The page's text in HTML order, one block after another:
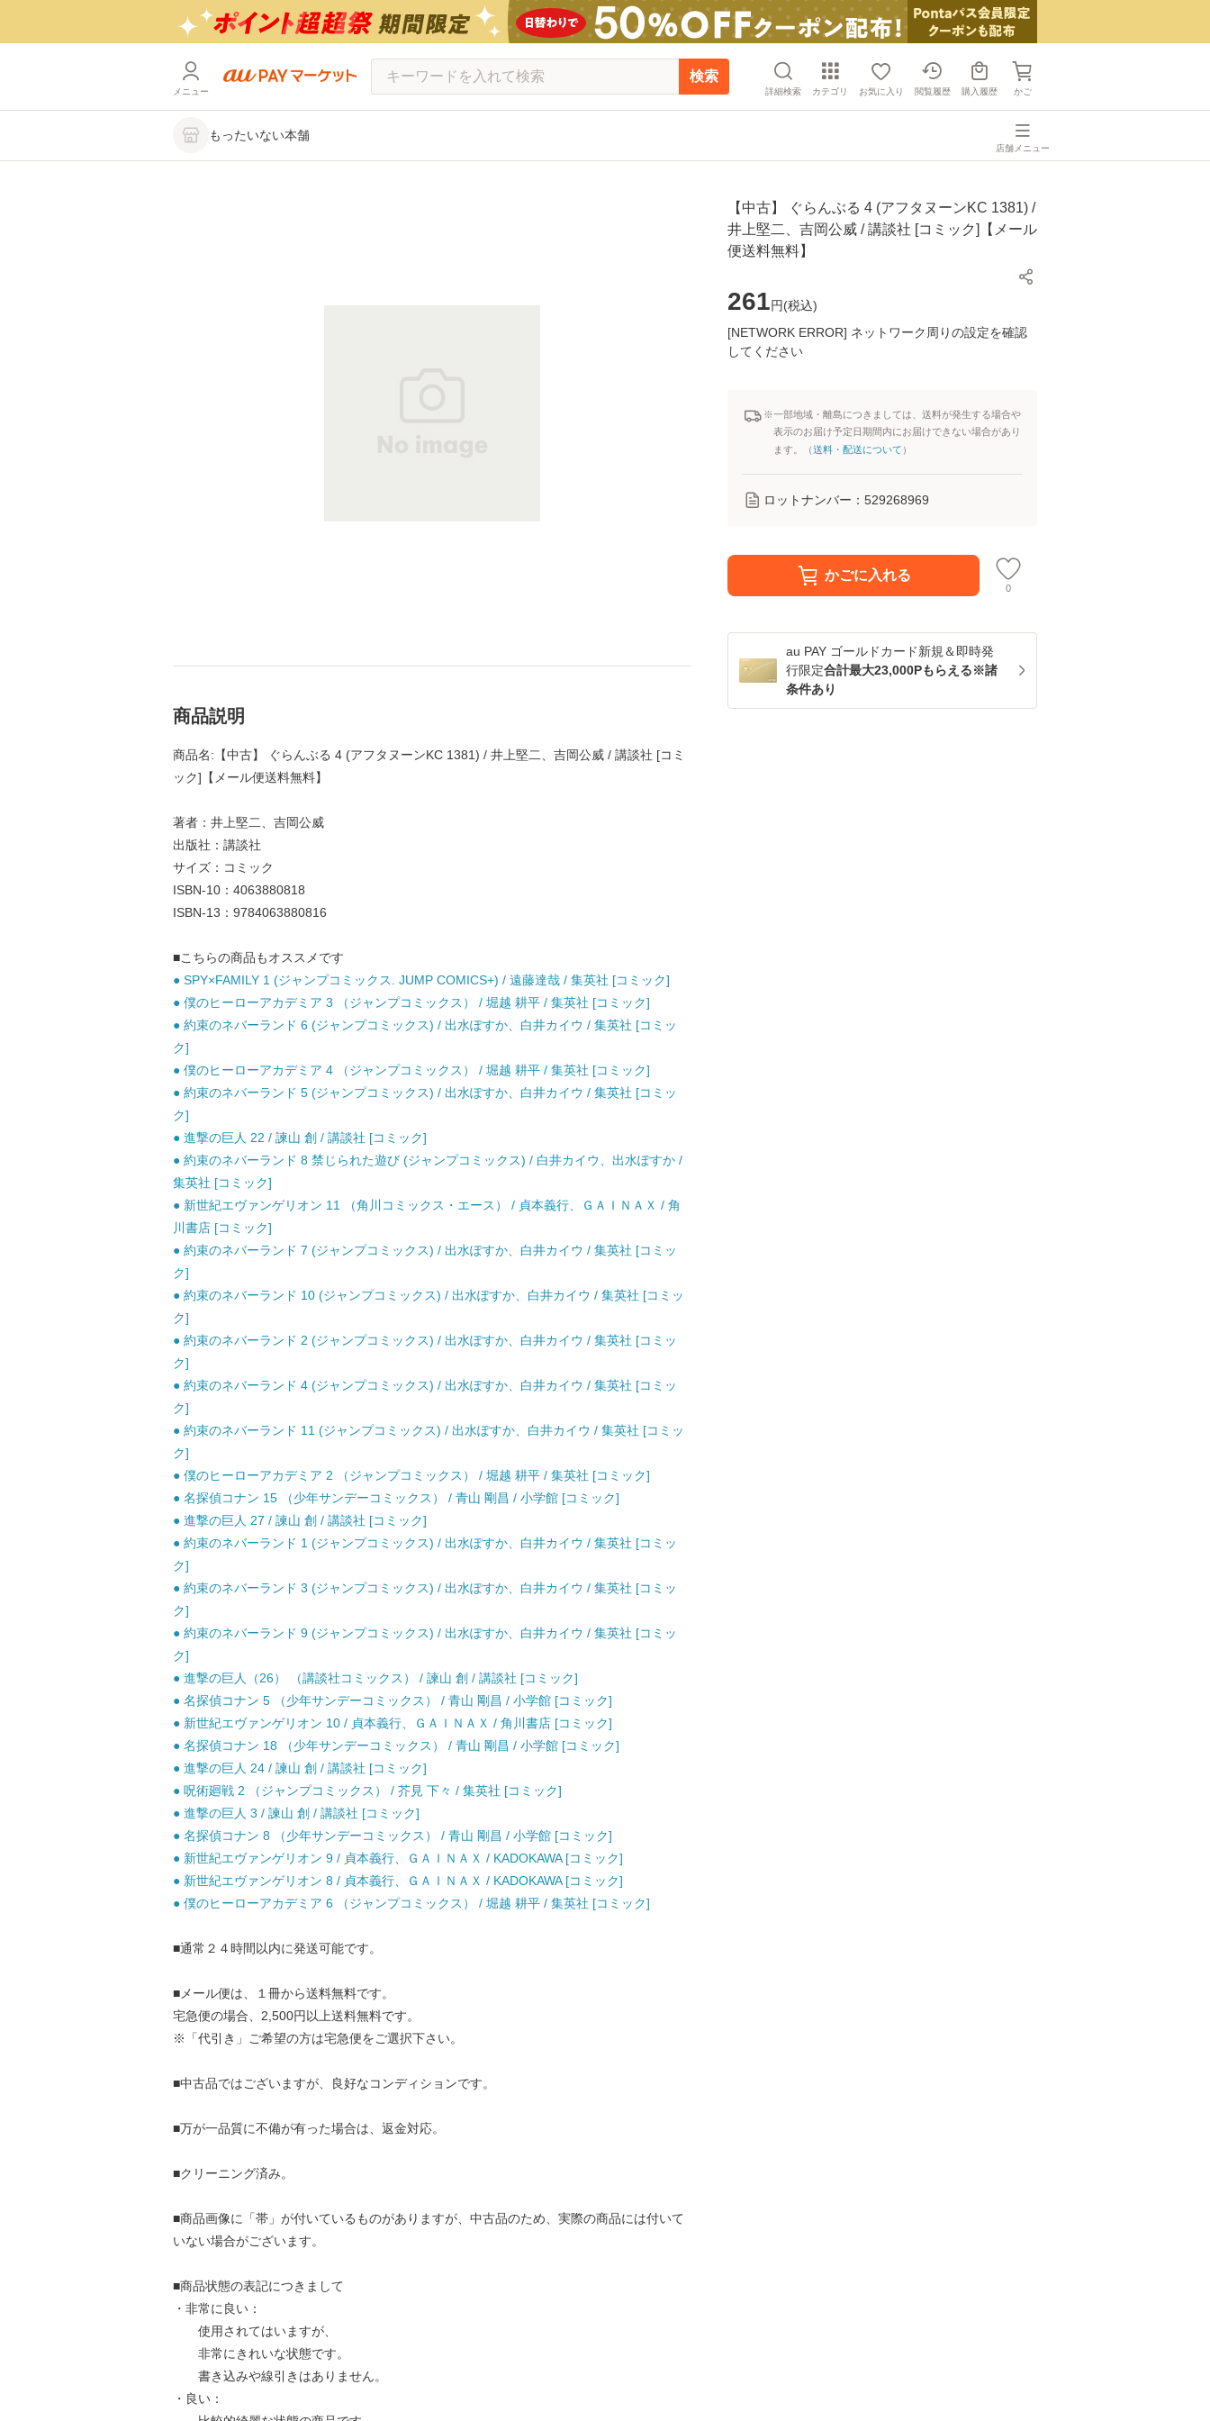
メニュー
検索
詳細検索 カテゴリ お気に入り 閲覧履歴 購入履歴 かご
もったいない本舗
店舗メニュー
【中古】 ぐらんぶる 4 (アフタヌーンKC 1381) /
井上堅二、吉岡公威 / 講談社 [コミック]【メール
便送料無料】
261円(税込)
[NETWORK ERROR] ネットワーク周りの設定を確認
してください
※一部地域・離島につきましては、送料が発生する場合や
表示のお届け予定日期間内にお届けできない場合があり
ます。（送料・配送について ）
ロットナンバー： 529268969
かごに入れる
0
au PAY ゴールドカード新規＆即時発
行限定合計最大23,000Pもらえる※諸
条件あり
商品説明
商品名:【中古】 ぐらんぶる 4 (アフタヌーンKC 1381) / 井上堅二、吉岡公威 / 講談社 [コミ
ック]【メール便送料無料】
著者：井上堅二、吉岡公威
出版社：講談社
サイズ：コミック
ISBN-10：4063880818
ISBN-13：9784063880816
■こちらの商品もオススメです
● SPY×FAMILY 1 (ジャンプコミックス. JUMP COMICS+) / 遠藤達哉 / 集英社 [コミック]
● 僕のヒーローアカデミア 3 （ジャンプコミックス） / 堀越 耕平 / 集英社 [コミック]
● 約束のネバーランド 6 (ジャンプコミックス) / 出水ぽすか、白井カイウ / 集英社 [コミッ
ク]
● 僕のヒーローアカデミア 4 （ジャンプコミックス） / 堀越 耕平 / 集英社 [コミック]
● 約束のネバーランド 5 (ジャンプコミックス) / 出水ぽすか、白井カイウ / 集英社 [コミッ
ク]
● 進撃の巨人 22 / 諫山 創 / 講談社 [コミック]
● 約束のネバーランド 8 禁じられた遊び (ジャンプコミックス) / 白井カイウ、出水ぽすか /
集英社 [コミック]
● 新世紀エヴァンゲリオン 11 （角川コミックス・エース） / 貞本義行、ＧＡＩＮＡＸ / 角
川書店 [コミック]
● 約束のネバーランド 7 (ジャンプコミックス) / 出水ぽすか、白井カイウ / 集英社 [コミッ
ク]
● 約束のネバーランド 10 (ジャンプコミックス) / 出水ぽすか、白井カイウ / 集英社 [コミッ
ク]
● 約束のネバーランド 2 (ジャンプコミックス) / 出水ぽすか、白井カイウ / 集英社 [コミッ
ク]
● 約束のネバーランド 4 (ジャンプコミックス) / 出水ぽすか、白井カイウ / 集英社 [コミッ
ク]
● 約束のネバーランド 11 (ジャンプコミックス) / 出水ぽすか、白井カイウ / 集英社 [コミッ
ク]
● 僕のヒーローアカデミア 2 （ジャンプコミックス） / 堀越 耕平 / 集英社 [コミック]
● 名探偵コナン 15 （少年サンデーコミックス） / 青山 剛昌 / 小学館 [コミック]
● 進撃の巨人 27 / 諫山 創 / 講談社 [コミック]
● 約束のネバーランド 1 (ジャンプコミックス) / 出水ぽすか、白井カイウ / 集英社 [コミッ
ク]
● 約束のネバーランド 3 (ジャンプコミックス) / 出水ぽすか、白井カイウ / 集英社 [コミッ
ク]
● 約束のネバーランド 9 (ジャンプコミックス) / 出水ぽすか、白井カイウ / 集英社 [コミッ
ク]
● 進撃の巨人（26） （講談社コミックス） / 諫山 創 / 講談社 [コミック]
● 名探偵コナン 5 （少年サンデーコミックス） / 青山 剛昌 / 小学館 [コミック]
● 新世紀エヴァンゲリオン 10 / 貞本義行、ＧＡＩＮＡＸ / 角川書店 [コミック]
● 名探偵コナン 18 （少年サンデーコミックス） / 青山 剛昌 / 小学館 [コミック]
● 進撃の巨人 24 / 諫山 創 / 講談社 [コミック]
● 呪術廻戦 2 （ジャンプコミックス） / 芥見 下々 / 集英社 [コミック]
● 進撃の巨人 3 / 諫山 創 / 講談社 [コミック]
● 名探偵コナン 8 （少年サンデーコミックス） / 青山 剛昌 / 小学館 [コミック]
● 新世紀エヴァンゲリオン 9 / 貞本義行、ＧＡＩＮＡＸ / KADOKAWA [コミック]
● 新世紀エヴァンゲリオン 8 / 貞本義行、ＧＡＩＮＡＸ / KADOKAWA [コミック]
● 僕のヒーローアカデミア 6 （ジャンプコミックス） / 堀越 耕平 / 集英社 [コミック]
■通常２４時間以内に発送可能です。
■メール便は、１冊から送料無料です。
宅急便の場合、2,500円以上送料無料です。
※「代引き」ご希望の方は宅急便をご選択下さい。
■中古品ではございますが、良好なコンディションです。
■万が一品質に不備が有った場合は、返金対応。
■クリーニング済み。
■商品画像に「帯」が付いているものがありますが、中古品のため、実際の商品には付いて
いない場合がございます。
■商品状態の表記につきまして
・非常に良い：
使用されてはいますが、
非常にきれいな状態です。
書き込みや線引きはありません。
・良い：